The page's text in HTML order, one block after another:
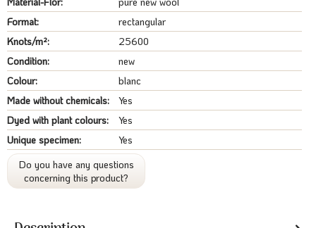
Format:
rectangular
Knots/m²:
25600
Condition:
new
Colour:
blanc
Made without chemicals:
Yes
Dyed with plant colours:
Yes
Unique specimen:
Yes
Do you have any questions
concerning this product?